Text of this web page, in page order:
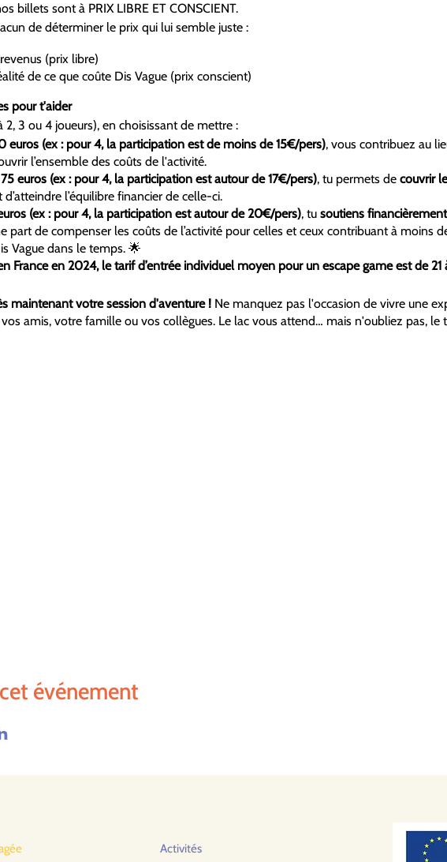
billets sont à PRIX LIBRE ET CONSCIENT.
de déterminer le prix qui lui semble juste :
(prix libre)
de ce que coûte Dis Vague (prix conscient)
pour t'aider
2, 3 ou 4 joueurs), en choisissant de mettre :
euros (ex : pour 4, la participation est de moins de 15€/pers), vous contribuez au
l’ensemble des coûts de l'activité.
euros (ex : pour 4, la participation est autour de 17€/pers), tu permets decouvrir
l’équilibre financier de celle-ci.
(ex : pour 4, la participation est autour de 20€/pers), tu soutiens
part de compenser les coûts de l’activité pour celles et ceux contribuant à moins
Vague dans le temps. 🌟
France en 2024, le tarif d’entrée individuel moyen pour un escape game est de
maintenant votre session d'aventure !Ne manquez pas l'occasion de vivre une
amis, votre famille ou vos collègues. Le lac vous attend… mais n'oubliez pas, le
événement
Activités